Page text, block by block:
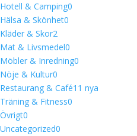
Hotell & Camping0
Hälsa & Skönhet0
Kläder & Skor2
Mat & Livsmedel0
Möbler & Inredning0
Nöje & Kultur0
Restaurang & Café1 1 nya
Träning & Fitness0
Övrigt0
Uncategorized0